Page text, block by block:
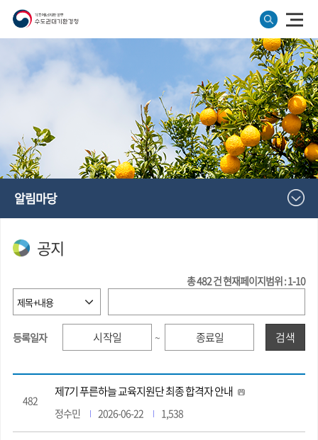
알림마당
공지
총482건현재페이지범위 : 1-10
등록일자 ~ 검색
482
제7기 푸른하늘 교육지원단 최종 합격자 안내
정수민 2026-06-22 1,538